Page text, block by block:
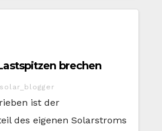
brechen
ist der
des eigenen Solarstroms